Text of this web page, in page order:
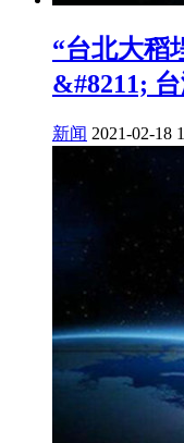
“台北大稻
&#8211;
新闻 2021-02-18